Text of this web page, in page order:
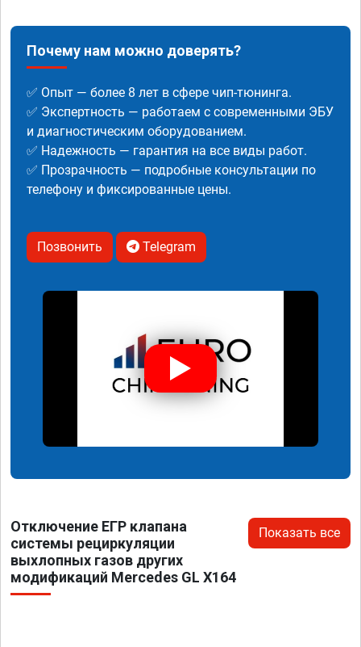
Почему нам можно доверять?
✅ Опыт — более 8 лет в сфере чип-тюнинга.
✅ Экспертность — работаем с современными ЭБУ
и диагностическим оборудованием.
✅ Надежность — гарантия на все виды работ.
✅ Прозрачность — подробные консультации по
телефону и фиксированные цены.
Позвонить Telegram
Отключение ЕГР клапана
системы рециркуляции
выхлопных газов других
модификаций Mercedes GL X164
Показать все